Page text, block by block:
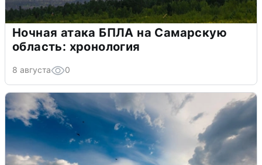
Ночная атака БПЛА на Самарскую
область: хронология
8 августа 0